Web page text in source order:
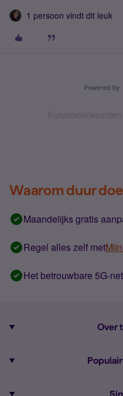
1 persoon vindt dit leuk
Forumvoorwaarden
Waarom duur
Maandelijks gratis
Regel alles zelf met
Het betrouwbare 5G-
Over